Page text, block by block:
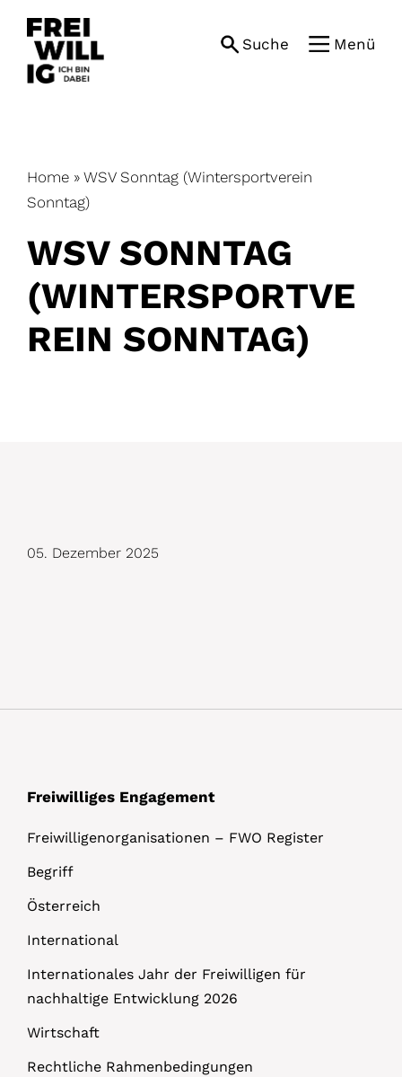
content
Suche Menü
Home » WSV Sonntag (Wintersportverein
Sonntag)
WSV SONNTAG
(WINTERSPORTVE
REIN SONNTAG)
D
05. Dezember 2025
Freiwilliges Engagement
Freiwilligenorganisationen – FWO Register
Begriff
Österreich
International
Internationales Jahr der Freiwilligen für
nachhaltige Entwicklung 2026
Wirtschaft
Rechtliche Rahmenbedingungen